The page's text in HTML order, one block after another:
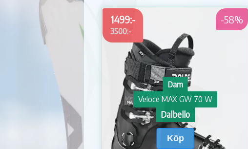
1499:-
3500:-
-58%
Dam
Veloce MAX GW 70 W
Dalbello
Köp